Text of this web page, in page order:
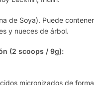
de Soya). Puede contener
y nueces de árbol.
(2 scoops / 9g):
micronizados de forma